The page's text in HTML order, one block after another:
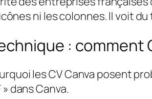
ni les colonnes. Il voit
: comment
les CV Canva posent
dans Canva.